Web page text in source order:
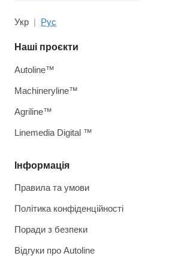
Укр Рус
Інформація
Правила та умови
Політика конфіденційності
Поради з безпеки
Відгуки про Autoline
Наші проєкти
Autoline™
Machineryline™
Agriline™
Linemedia Digital ™